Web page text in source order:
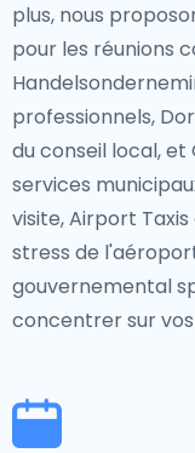
plus, nous
pour les réunions
professionnels,
du conseil local,
services
visite, Airport
stress de
gouvernemental
concentrer sur